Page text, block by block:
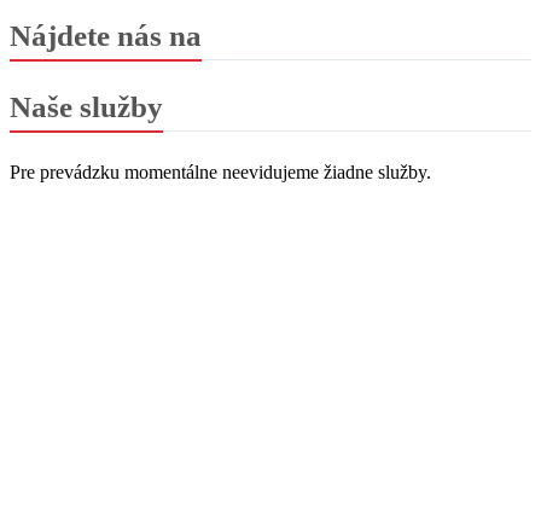
Nájdete nás na
Naše služby
Pre prevádzku momentálne neevidujeme žiadne služby.